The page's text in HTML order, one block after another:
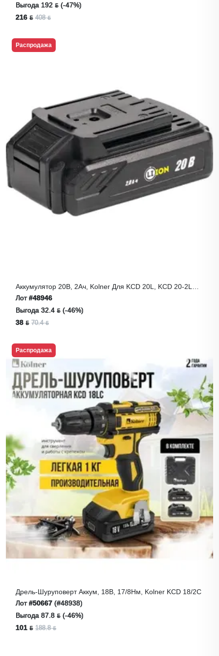
Выгода 192 ƃ (-47%)
216 ƃ 408 ƃ
Распродажа
Аккумулятор 20В, 2Ач, Kolner Для KCD 20L, KCD 20-2LС,
Li-Lon
Лот#48946
Выгода 32.4 ƃ (-46%)
38 ƃ 70.4 ƃ
Распродажа
Дрель-Шуруповерт Аккум, 18В, 17/8Нм, Kolner KCD 18/2С
Лот#50667 (#48938)
Выгода 87.8 ƃ (-46%)
101 ƃ 188.8 ƃ